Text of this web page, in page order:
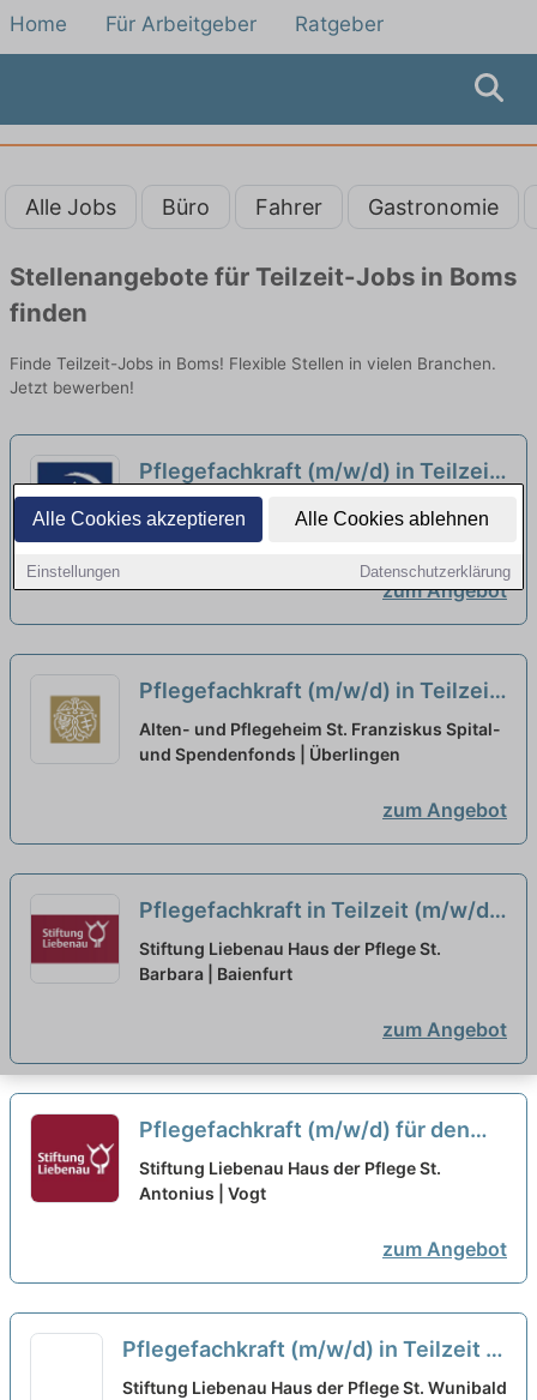
Alle Cookies akzeptieren Alle Cookies ablehnen
Einstellungen Datenschutzerklärung
Home Für Arbeitgeber Ratgeber
Alle Jobs Büro Fahrer Gastronomie
Stellenangebote für Teilzeit-Jobs in Boms
finden
Finde Teilzeit-Jobs in Boms! Flexible Stellen in vielen Branchen.
Jetzt bewerben!
Pflegefachkraft (m/w/d) in Teilzeit
- Hier kannst Du durchstarten!
St. Elisabeth-Stiftung Wohnpark am
Jordanbad | Biberach an der Riß
zum Angebot
Pflegefachkraft (m/w/d) in Teilzeit
- Verstärke unser Team! neu
Alten- und Pflegeheim St. Franziskus Spital-
und Spendenfonds | Überlingen
zum Angebot
Pflegefachkraft in Teilzeit (m/w/d)
für den Tag- und Nachtdienst - Wir
suchen Sie! neu
Stiftung Liebenau Haus der Pflege St.
Barbara | Baienfurt
zum Angebot
Pflegefachkraft (m/w/d) für den
Tages- und Nachtdienst in Teilzeit
- Hier sind Sie richtig!
Stiftung Liebenau Haus der Pflege St.
Antonius | Vogt
zum Angebot
Pflegefachkraft (m/w/d) in Teilzeit -
Bei uns können Sie sich geborgen
Stiftung Liebenau Haus der Pflege St. Wunibald